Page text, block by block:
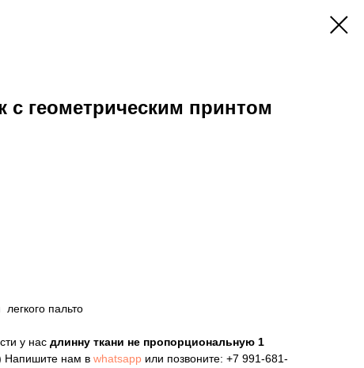
с геометрическим принтом
пальто
у нас длинну ткани не пропорциональную 1
Напишите нам в whatsapp или позвоните: +7 991-681-